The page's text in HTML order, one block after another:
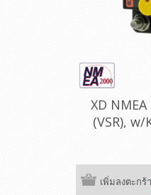
XD
(VSR),
เพิ่มลงตะกร้า